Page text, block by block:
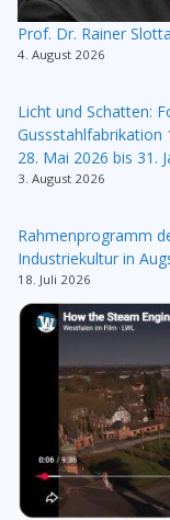
Prof. Dr. Rainer
4. August 2026
Licht und Schatten:
Gussstahlfabrikation
28. Mai 2026 bis 31.
3. August 2026
Rahmenprogramm
Industriekultur in
18. Juli 2026